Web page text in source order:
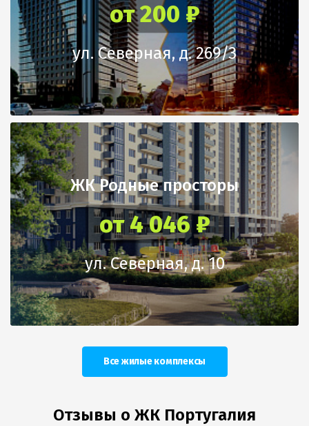
Двухкомнатные квартиры площадью от 48.99 до 62.56
кв.метров;
Трехкомнатные квартиры площадью от 76.82 до 77.2 кв.
метров.
Таунхаусы вЖК «Португалия»представляют собой
многоуровневые квартиры с функциональной планировкой и
большими окнами. В жилом комплексе представлены два
типа таунхаусов: на 4 и 8 квартир.
Каждая семья имеет палисадник перед домом и парковочное
место. Все коммуникации являются централизованными.
Отопление осуществляется с помощью газового котла.
СПОСОБЫ ПРИОБРЕТЕНИЯ
Квартиру вЖК «Португалия»можно приобрести любым из
способов:
- наличный расчет;
- рассрочка на выгодных условиях;
от 200 ₽
ул. Северная, д. 269/3
ЖК Родные просторы
от 4 046 ₽
ул. Северная, д. 10
Все жилые комплексы
Отзывы о ЖК Португалия